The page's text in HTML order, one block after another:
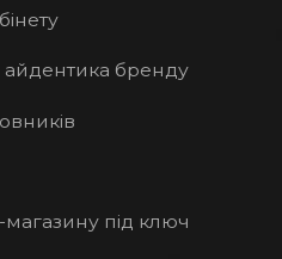
айдентика бренду
під ключ